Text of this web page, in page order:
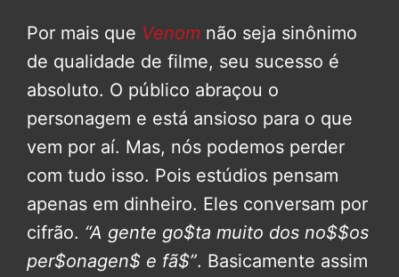
Por mais que Venom não seja sinônimo
de qualidade de filme, seu sucesso é
absoluto. O público abraçou o
personagem e está ansioso para o que
vem por aí. Mas, nós podemos perder
com tudo isso. Pois estúdios pensam
apenas em dinheiro. Eles conversam por
cifrão. “A gente go$ta muito dos no$$os
per$onagen$ e fã$”. Basicamente assim